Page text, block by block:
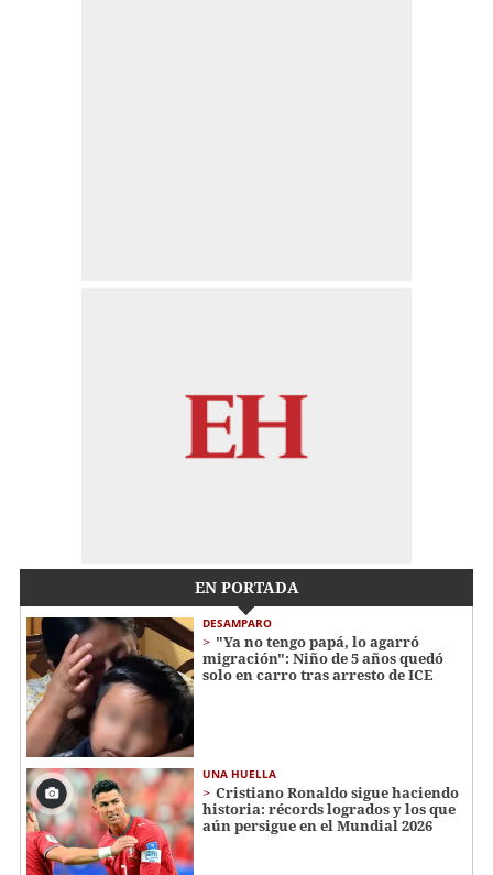
EN PORTADA
DESAMPARO
"Ya no tengo papá, lo agarró
migración": Niño de 5 años quedó
solo en carro tras arresto de ICE
UNA HUELLA
Cristiano Ronaldo sigue haciendo
historia: récords logrados y los que
aún persigue en el Mundial 2026